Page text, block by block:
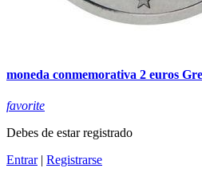
moneda conmemorativa 2 euros
favorite
Debes de estar registrado
Entrar| Registrarse